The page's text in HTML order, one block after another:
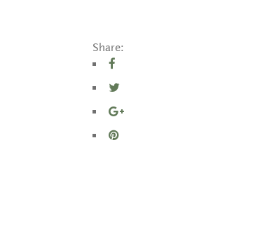
Share: